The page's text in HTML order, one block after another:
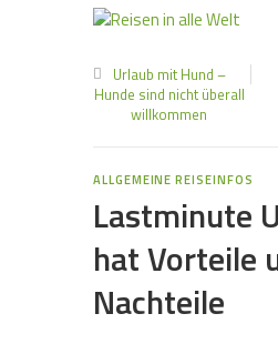
Urlaub mit Hund –
Hunde sind nicht überall
willkommen
ALLGEMEINE REISEINFOS
Lastminute
hat Vorteile
Nachteile